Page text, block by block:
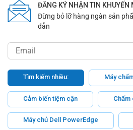
ĐĂNG KÝ NHẬN TIN KHUYẾN
Đừng bỏ lỡ hàng ngàn sản
dẫn
Tìm kiếm nhiều: Máy
Cảm biến tiệm cận Chấm
Máy chủ Dell PowerEdge